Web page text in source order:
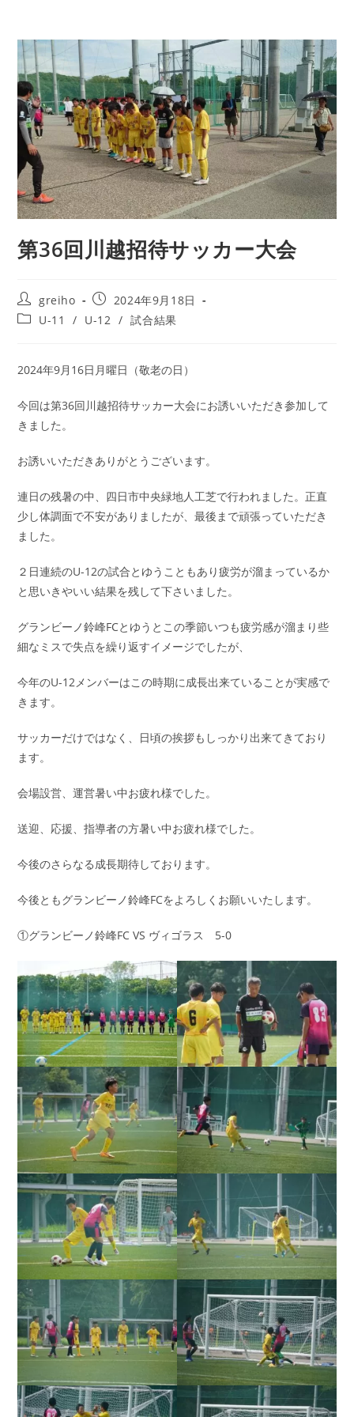
第36回川越招待サッカー大会
greiho
2024年9月18日
U-11
/ U-12 / 試合結果
2024年9月16日月曜日（敬老の日）
今回は第36回川越招待サッカー大会にお誘いいただき参加して
きました。
お誘いいただきありがとうございます。
連日の残暑の中、四日市中央緑地人工芝で行われました。正直
少し体調面で不安がありましたが、最後まで頑張っていただき
ました。
２日連続のU-12の試合とゆうこともあり疲労が溜まっているか
と思いきやいい結果を残して下さいました。
グランビーノ鈴峰FCとゆうとこの季節いつも疲労感が溜まり些
細なミスで失点を繰り返すイメージでしたが、
今年のU-12メンバーはこの時期に成長出来ていることが実感で
きます。
サッカーだけではなく、日頃の挨拶もしっかり出来てきており
ます。
会場設営、運営暑い中お疲れ様でした。
送迎、応援、指導者の方暑い中お疲れ様でした。
今後のさらなる成長期待しております。
今後ともグランビーノ鈴峰FCをよろしくお願いいたします。
①グランビーノ鈴峰FC VS ヴィゴラス 5-0